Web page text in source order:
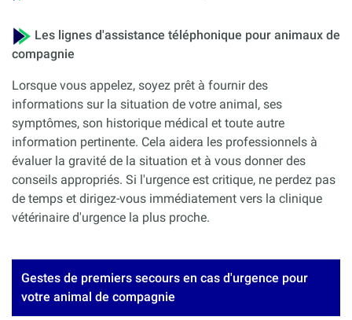
Les lignes d'assistance téléphonique pour animaux de
compagnie
Lorsque vous appelez, soyez prêt à fournir des
informations sur la situation de votre animal, ses
symptômes, son historique médical et toute autre
information pertinente. Cela aidera les professionnels à
évaluer la gravité de la situation et à vous donner des
conseils appropriés. Si l'urgence est critique, ne perdez pas
de temps et dirigez-vous immédiatement vers la clinique
vétérinaire d'urgence la plus proche.
Gestes de premiers secours en cas d'urgence pour
votre animal de compagnie